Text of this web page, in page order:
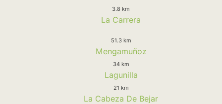
3.8 km
La Carrera
51.3 km
Mengamuñoz
34 km
Lagunilla
21 km
La Cabeza De Bejar